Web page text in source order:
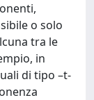
o solo
tra le
in
di tipo –t-